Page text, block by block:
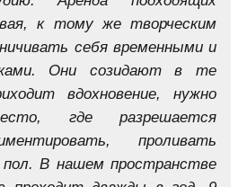
к тому же творческим
себя временными и
Они созидают в те
вдохновение, нужно
где разрешается
проливать
пол. В нашем пространстве